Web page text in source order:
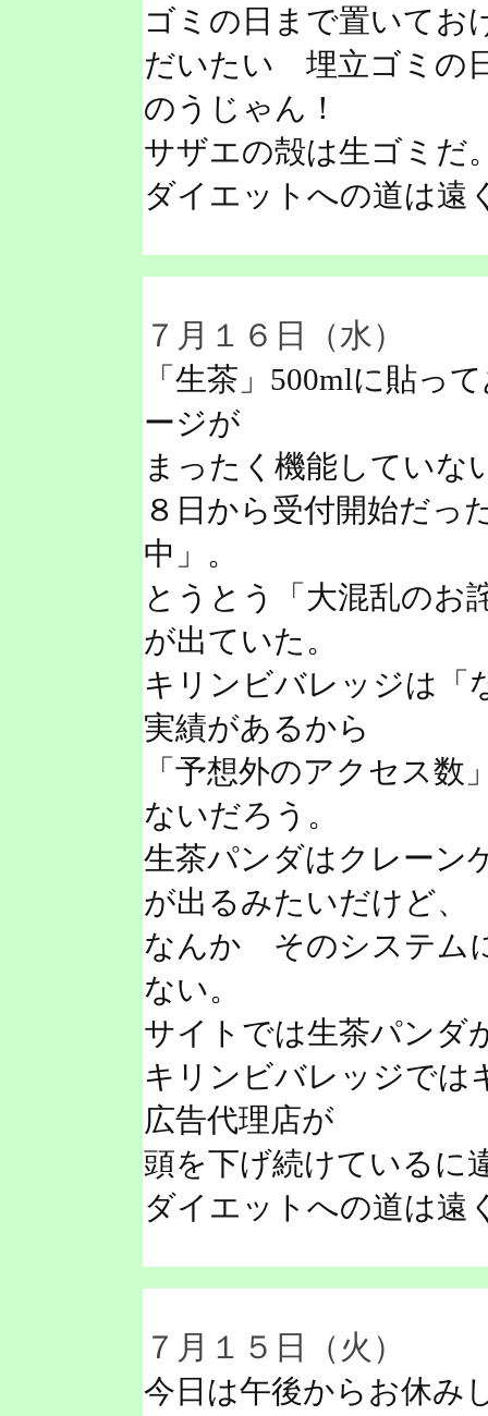
ゴミの日まで置いてお
だいたい 埋立ゴミの
のうじゃん！
サザエの殻は生ゴミだ
ダイエットへの道は遠
７月１６日（水）
「生茶」500mlに貼っ
ージが
まったく機能していな
８日から受付開始だっ
中」。
とうとう「大混乱のお
が出ていた。
キリンビバレッジは「
実績があるから
「予想外のアクセス
ないだろう。
生茶パンダはクレーン
が出るみたいだけど、
なんか そのシステム
ない。
サイトでは生茶パンダ
キリンビバレッジでは
広告代理店が
頭を下げ続けているに
ダイエットへの道は遠
７月１５日（火）
今日は午後からお休み